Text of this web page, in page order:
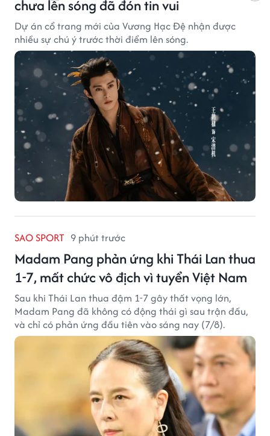
chưa lên sóng đã đón tin vui
Dự án cổ trang mới của Vương Hạc Đệ nhận được
nhiều sự chú ý trước thời điểm lên sóng.
SAO SPORT 9 phút trước
Madam Pang phản ứng khi Thái Lan thua
1-7, mất chức vô địch vì tuyển Việt Nam
Sau khi Thái Lan thua đậm 1-7 gây thất vọng lớn,
Madam Pang đã không có động thái gì sau trận đấu,
và chỉ có phản ứng đầu tiên vào sáng nay (7/8).